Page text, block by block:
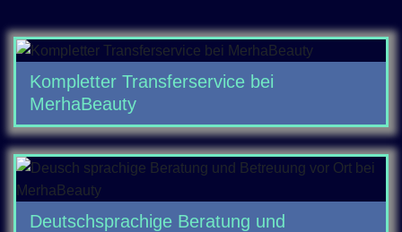
Kompletter Transferservice bei
MerhaBeauty
Deutschsprachige Beratung und